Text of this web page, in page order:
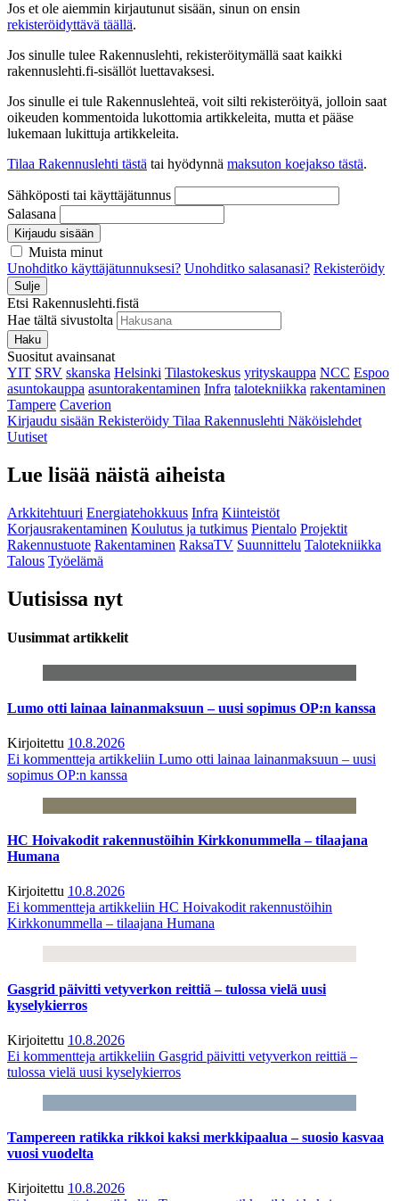
Jos et ole aiemmin kirjautunut sisään, sinun on ensin
rekisteröidyttävä täällä.
Jos sinulle tulee Rakennuslehti, rekisteröitymällä saat kaikki
rakennuslehti.fi-sisällöt luettavaksesi.
Jos sinulle ei tule Rakennuslehteä, voit silti rekisteröityä, jolloin saat
oikeuden kommentoida lukottomia artikkeleita, mutta et pääse
lukemaan lukittuja artikkeleita.
Tilaa Rakennuslehti tästä tai hyödynnä maksuton koejakso tästä.
Sähköposti tai käyttäjätunnus
Salasana
Kirjaudu sisään
Muista minut
Unohditko käyttäjätunnuksesi? Unohditko salasanasi? Rekisteröidy
Sulje
Etsi Rakennuslehti.fistä
Hae tältä sivustolta
Haku
Suositut avainsanat
YIT SRV skanska Helsinki Tilastokeskus yrityskauppa NCC Espoo
asuntokauppa asuntorakentaminen Infra talotekniikka rakentaminen
Tampere Caverion
Kirjaudu sisään Rekisteröidy Tilaa Rakennuslehti Näköislehdet
Uutiset
Lue lisää näistä aiheista
Arkkitehtuuri Energiatehokkuus Infra Kiinteistöt
Korjausrakentaminen Koulutus ja tutkimus Pientalo Projektit
Rakennustuote Rakentaminen RaksaTV Suunnittelu Talotekniikka
Talous Työelämä
Uutisissa nyt
Uusimmat artikkelit
Lumo otti lainaa lainanmaksuun – uusi sopimus OP:n kanssa
Kirjoitettu 10.8.2026
Ei kommentteja artikkeliin Lumo otti lainaa lainanmaksuun – uusi
sopimus OP:n kanssa
HC Hoivakodit rakennustöihin Kirkkonummella – tilaajana
Humana
Kirjoitettu 10.8.2026
Ei kommentteja artikkeliin HC Hoivakodit rakennustöihin
Kirkkonummella – tilaajana Humana
Gasgrid päivitti vetyverkon reittiä – tulossa vielä uusi
kyselykierros
Kirjoitettu 10.8.2026
Ei kommentteja artikkeliin Gasgrid päivitti vetyverkon reittiä –
tulossa vielä uusi kyselykierros
Tampereen ratikka rikkoi kaksi merkkipaalua – suosio kasvaa
vuosi vuodelta
Kirjoitettu 10.8.2026